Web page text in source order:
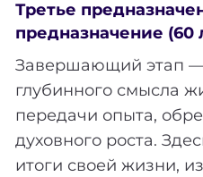
Третье
предназначение (60
Завершающий этап —
глубинного смысла
передачи опыта,
духовного роста.
итоги своей жизни,